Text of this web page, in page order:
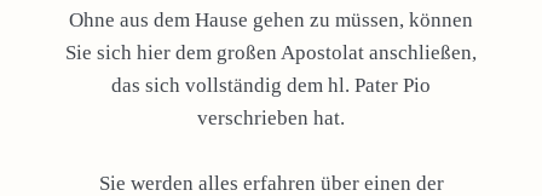
Ohne aus dem Hause gehen zu müssen, können
Sie sich hier dem großen Apostolat anschließen,
das sich vollständig dem hl. Pater Pio
verschrieben hat.
Sie werden alles erfahren über einen der